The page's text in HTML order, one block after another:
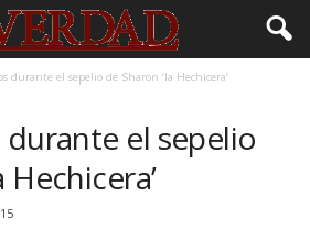
durante el sepelio de Sharon ‘la Hechicera’
el sepelio
Hechicera’